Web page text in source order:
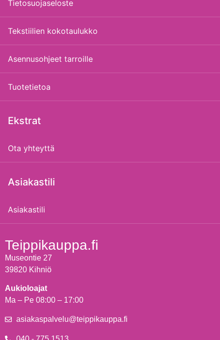
Tietosuojaseloste
Tekstiilien kokotaulukko
Asennusohjeet tarroille
Tuotetietoa
Ekstrat
Ota yhteyttä
Asiakastili
Asiakastili
Teippikauppa.fi
Museontie 27
39820 Kihniö
Aukioloajat
Ma – Pe 08:00 – 17:00
asiakaspalvelu@teippikauppa.fi